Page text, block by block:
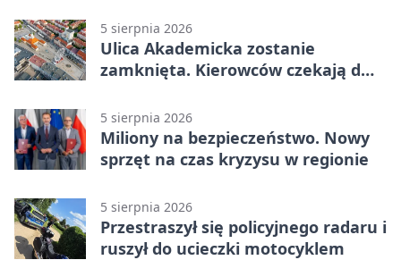
5 sierpnia 2026
Ulica Akademicka zostanie
zamknięta. Kierowców czekają dwa
5 sierpnia 2026
Miliony na bezpieczeństwo. Nowy
sprzęt na czas kryzysu w regionie
5 sierpnia 2026
Przestraszył się policyjnego radaru i
ruszył do ucieczki motocyklem